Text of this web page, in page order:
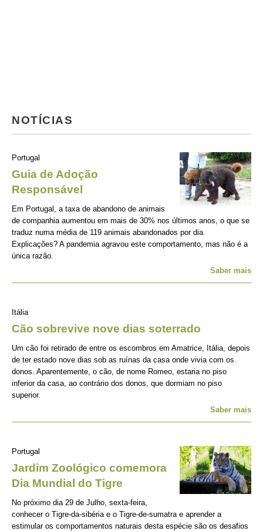
NOTÍCIAS
Portugal
Guia de Adoção
Responsável
Em Portugal, a taxa de abandono de animais
de companhia aumentou em mais de 30% nos últimos anos, o que se
traduz numa média de 119 animais abandonados por dia.
Explicações? A pandemia agravou este comportamento, mas não é a
única razão.
Saber mais
Itália
Cão sobrevive nove dias soterrado
Um cão foi retirado de entre os escombros em Amatrice, Itália, depois
de ter estado nove dias sob as ruínas da casa onde vivia com os
donos. Aparentemente, o cão, de nome Romeo, estaria no piso
inferior da casa, ao contrário dos donos, que dormiam no piso
superior.
Saber mais
Portugal
Jardim Zoológico comemora
Dia Mundial do Tigre
No próximo dia 29 de Julho, sexta-feira,
conhecer o Tigre-da-sibéria e o Tigre-de-sumatra e aprender a
estimular os comportamentos naturais desta espécie são os desafios